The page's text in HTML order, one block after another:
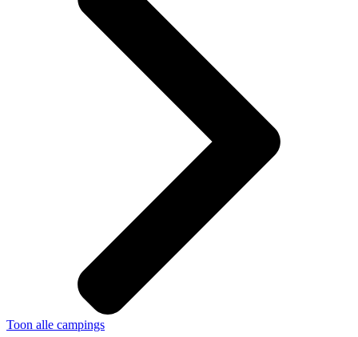
Toon alle campings